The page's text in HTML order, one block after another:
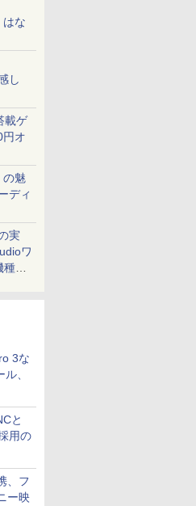
はな
し
載ゲ
円オ
の魅
ディ
実
ワ
を
3な
、
と
用の
、フ
ー映